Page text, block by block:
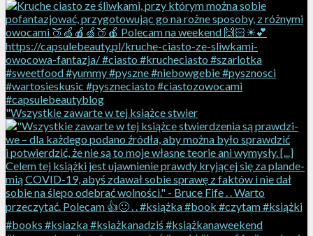
"Wszyst­kie za­war­te w tej książ­ce stwier